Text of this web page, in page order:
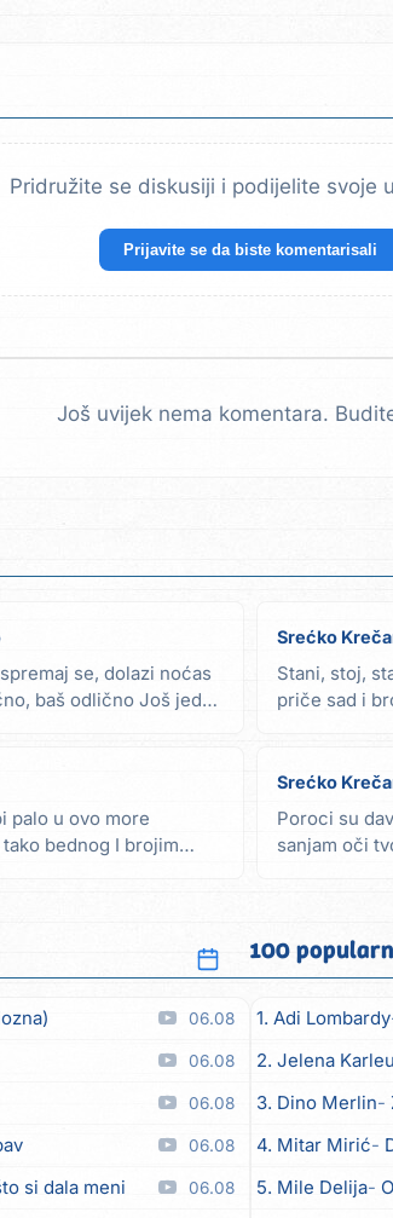
Pridružite se diskusiji i podijelite svoje
Prijavite se da biste komentarisali
Još uvijek nema komentara.
se, dolazi noćas
baš odlično Još jednu
Srećko
Stani, stoj,
priče sad i
palo u ovo more
bednog I brojim
Srećko
Poroci su
sanjam oči
06.08
06.08
06.08
06.08
si dala meni 06.08
100
1. Adi Lombardy
2. Jelena
3. Dino Merlin
4. Mitar Mirić
5. Mile Delija